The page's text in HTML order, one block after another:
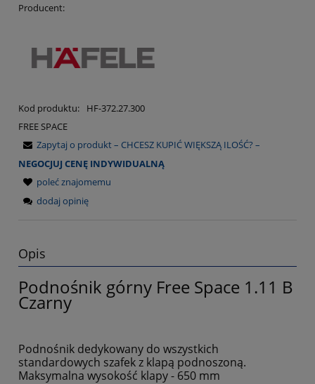
Producent:
Kod produktu:
HF-372.27.300
FREE SPACE
Zapytaj o produkt – CHCESZ KUPIĆ WIĘKSZĄ ILOŚĆ? –
NEGOCJUJ CENĘ INDYWIDUALNĄ
poleć znajomemu
dodaj opinię
Opis
Podnośnik górny Free Space 1.11 B
Czarny
Podnośnik dedykowany do wszystkich
standardowych szafek z klapą podnoszoną.
Maksymalna wysokość klapy - 650 mm